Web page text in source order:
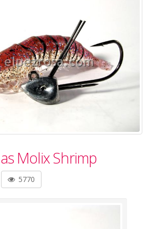
Molix Shrimp
5770